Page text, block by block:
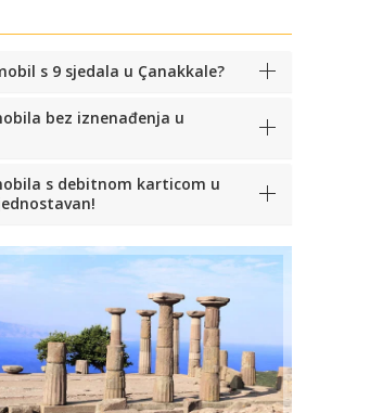
s 9 sjedala u Çanakkale?
bez iznenađenja u
s debitnom karticom u